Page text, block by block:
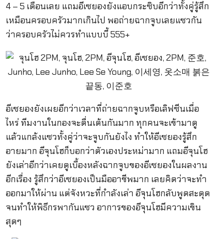
4 – 5 เดือนเลย แถมอีเซยองยังแอบกระซิบอีกว่าทั้งคู่รู้สึก
เหมือนครอบครัวมากเกินไป พอถ่ายฉากจูบเลยแซวกัน
ว่าครอบครัวไม่ควรทำแบบบี้ 555+
อีเซยองยังเผยอีกว่าเวลาที่ถ่ายฉากจูบหรือเลิฟซีนเมื่อ
ไหร่ ทีมงานในกองจะตื่นเต้นกันมาก ทุกคนจะเข้ามาดู
แล้วแกล้งแซวทั้งคู่ว่าจะจูบกันยังไง ทำให้อีเซยองรู้สึก
อายมาก อีจุนโฮก็บอกว่าตัวเองประหม่ามาก แถมอีจุนโฮ
ยังเล่าอีกว่าเคยดูเบื้องหลังฉากจูบของอีเซยองในผลงาน
อีกเรื่อง รู้สึกว่าอีเซยองเป็นมืออาชีพมาก เลยคิดว่าจะทำ
ออกมาให้ผ่าน แต่จังหวะที่กำลังเล่า อีจุนโฮกลับพูดสะดุด
จนทำให้พิธีกรพากันแซว อาการของอีจุนโฮมีความเขิน
สุดๆ